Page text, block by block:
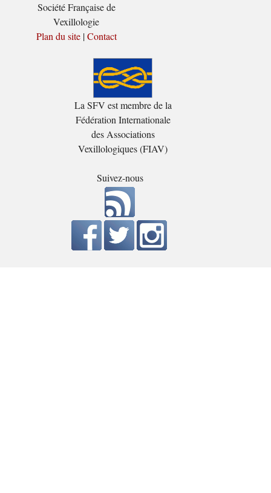
Société Française de
Vexillologie
Plan du site|Contact
La SFV est membre de la
Fédération Internationale
des Associations
Vexillologiques (FIAV)
Suivez-nous